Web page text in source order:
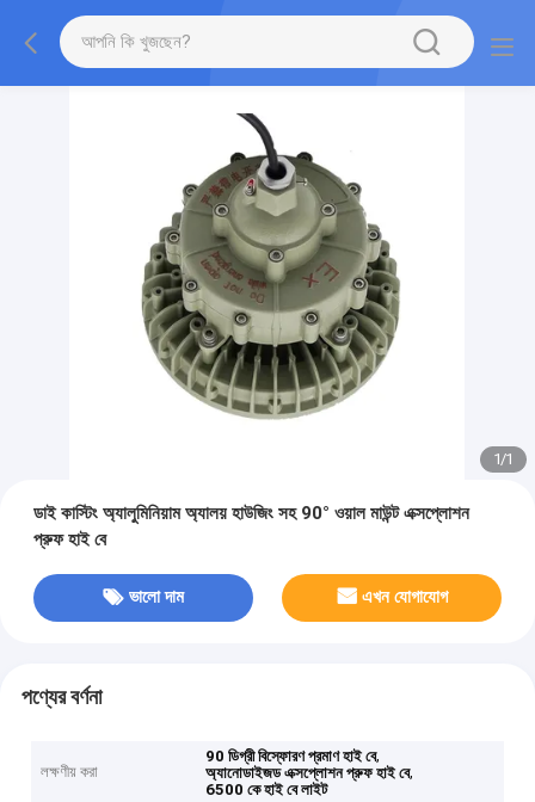
1/1
ডাই কাস্টিং অ্যালুমিনিয়াম অ্যালয় হাউজিং সহ 90° ওয়াল মাউন্ট এক্সপ্লোশন
প্রুফ হাই বে
ভালো দাম এখন যোগাযোগ
পণ্যের বর্ণনা
লক্ষণীয় করা
90 ডিগ্রী বিস্ফোরণ প্রমাণ হাই বে,
অ্যানোডাইজড এক্সপ্লোশন প্রুফ হাই বে,
6500 কে হাই বে লাইট